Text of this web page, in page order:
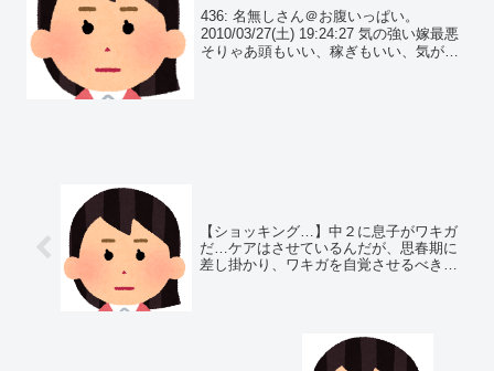
ら、寝室に閉じ込めたんだが…
436: 名無しさん＠お腹いっぱい。
2010/03/27(土) 19:24:27 気の強い嫁最悪
そりゃあ頭もいい、稼ぎもいい、気が利
【ショッキング…】中２に息子がワキガ
だ…ケアはさせているんだが、思春期に
差し掛かり、ワキガを自覚させるべきだ